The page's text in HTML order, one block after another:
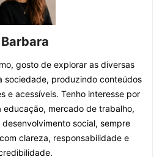
Barbara
gosto de explorar as diversas
sociedade, produzindo conteúdos
e acessíveis. Tenho interesse por
educação, mercado de trabalho,
social, sempre
clareza, responsabilidade e